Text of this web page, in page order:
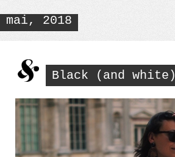
mai, 2018
Black (and white)